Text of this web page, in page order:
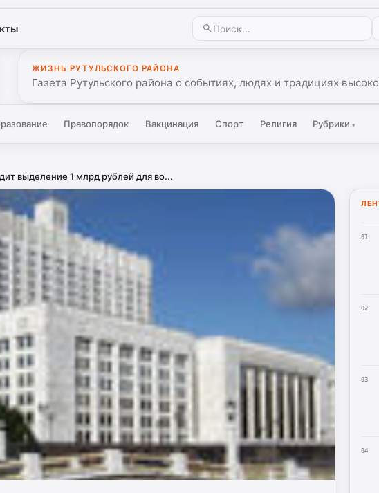
ЖИЗНЬ РУТУЛЬСКОГО РАЙОНА
Газета Рутульского района о событиях, людях и традициях
Правопорядок Вакцинация Спорт Религия Рубрики▾
выделение 1 млрд рублей для во...
01
02
03
04